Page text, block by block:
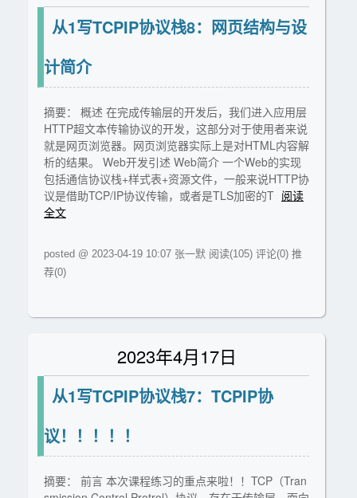
从1写TCPIP协议栈8：网页结构与设
计简介
摘要： 概述 在完成传输层的开发后，我们进入应用层
HTTP超文本传输协议的开发，这部分对于使用者来说
就是网页浏览器。网页浏览器实际上是对HTML内容解
析的结果。 Web开发引述 Web简介 一个Web的实现
包括通信协议栈+样式表+资源文件，一般来说HTTP协
议是借助TCP/IP协议传输，或者是TLS加密的T 阅读
全文
posted @ 2023-04-19 10:07 张一默 阅读(105) 评论(0) 推
荐(0)
2023年4月17日
从1写TCPIP协议栈7：TCPIP协
议！！！！！
摘要： 前言 本次课程练习的重点来啦！！TCP（Tran